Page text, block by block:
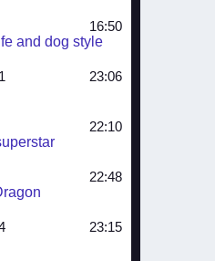
16:50
and dog style
23:06
22:10
22:48
23:15